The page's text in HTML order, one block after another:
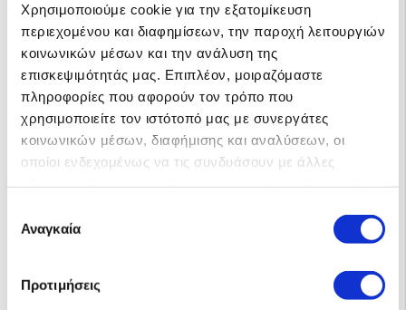
Χρησιμοποιούμε cookie για την εξατομίκευση
περιεχομένου και διαφημίσεων, την παροχή λειτουργιών
κοινωνικών μέσων και την ανάλυση της
επισκεψιμότητάς μας. Επιπλέον, μοιραζόμαστε
πληροφορίες που αφορούν τον τρόπο που
χρησιμοποιείτε τον ιστότοπό μας με συνεργάτες
κοινωνικών μέσων, διαφήμισης και αναλύσεων, οι
οποίοι ενδεχομένως να τις συνδυάσουν με άλλες
των υπηρεσιών τους.
συγκατάθεσης
Αναγκαία
Προτιμήσεις
Αυτόνομο 2-5.5kWh
Ψυγείο-Φώτα-TV-Ανεμιστήρας-Radio-Κινητά 2.800€
ME ΦΠΑ, ΜΕ Εγκατάσταση!